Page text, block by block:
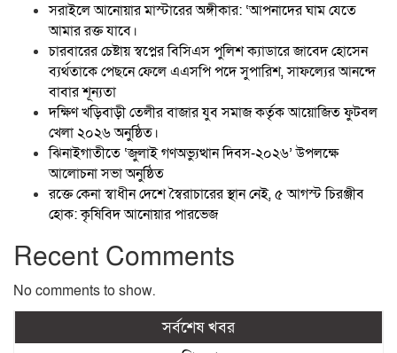
সরাইলে আনোয়ার মাস্টারের অঙ্গীকার: ‘আপনাদের ঘাম যেতে
আমার রক্ত যাবে।
চারবারের চেষ্টায় স্বপ্নের বিসিএস পুলিশ ক্যাডারে জাবেদ হোসেন
ব্যর্থতাকে পেছনে ফেলে এএসপি পদে সুপারিশ, সাফল্যের আনন্দে
বাবার শূন্যতা
দক্ষিণ খড়িবাড়ী তেলীর বাজার যুব সমাজ কর্তৃক আয়োজিত ফুটবল
খেলা ২০২৬ অনুষ্ঠিত।
ঝিনাইগাতীতে ‘জুলাই গণঅভ্যুত্থান দিবস-২০২৬’ উপলক্ষে
আলোচনা সভা অনুষ্ঠিত
রক্তে কেনা স্বাধীন দেশে স্বৈরাচারের স্থান নেই, ৫ আগস্ট চিরঞ্জীব
হোক: কৃষিবিদ আনোয়ার পারভেজ
Recent Comments
No comments to show.
সর্বশেষ খবর